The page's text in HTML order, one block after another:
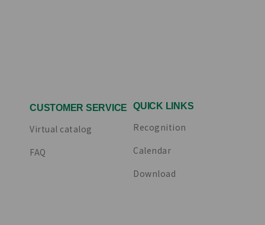
CUSTOMER SERVICE
Virtual catalog
FAQ
QUICK LINKS
Recognition
Calendar
Download